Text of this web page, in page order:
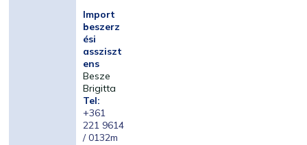
Import
beszerz
ési
assziszt
ens
Besze
Brigitta
Tel:
+361
221 9614
/ 0132m